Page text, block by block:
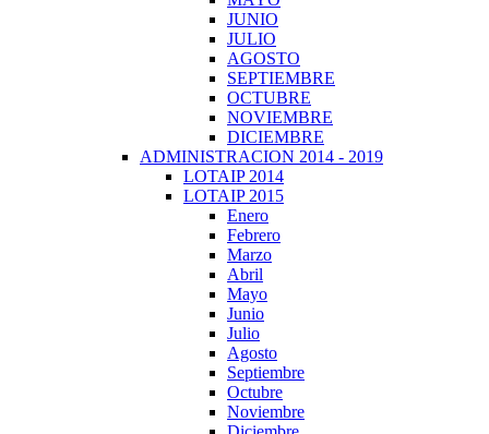
JUNIO
JULIO
AGOSTO
SEPTIEMBRE
OCTUBRE
NOVIEMBRE
DICIEMBRE
ADMINISTRACION 2014 - 2019
LOTAIP 2014
LOTAIP 2015
Enero
Febrero
Marzo
Abril
Mayo
Junio
Julio
Agosto
Septiembre
Octubre
Noviembre